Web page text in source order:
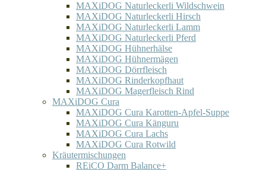
MAXiDOG Naturleckerli Wildschwein
MAXiDOG Naturleckerli Hirsch
MAXiDOG Naturleckerli Lamm
MAXiDOG Naturleckerli Pferd
MAXiDOG Hühnerhälse
MAXiDOG Hühnermägen
MAXiDOG Dörrfleisch
MAXiDOG Rinderkopfhaut
MAXiDOG Magerfleisch Rind
MAXiDOG Cura
MAXiDOG Cura Karotten-Apfel-Suppe
MAXiDOG Cura Känguru
MAXiDOG Cura Lachs
MAXiDOG Cura Rotwild
Kräutermischungen
REiCO Darm Balance+